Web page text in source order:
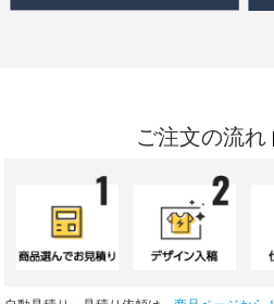
ご注文の流れ